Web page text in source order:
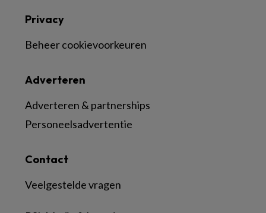
Contact
Veelgestelde vragen
Adverteren
Adverteren & partnerships
Personeelsadvertentie
Privacy
Beheer cookievoorkeuren